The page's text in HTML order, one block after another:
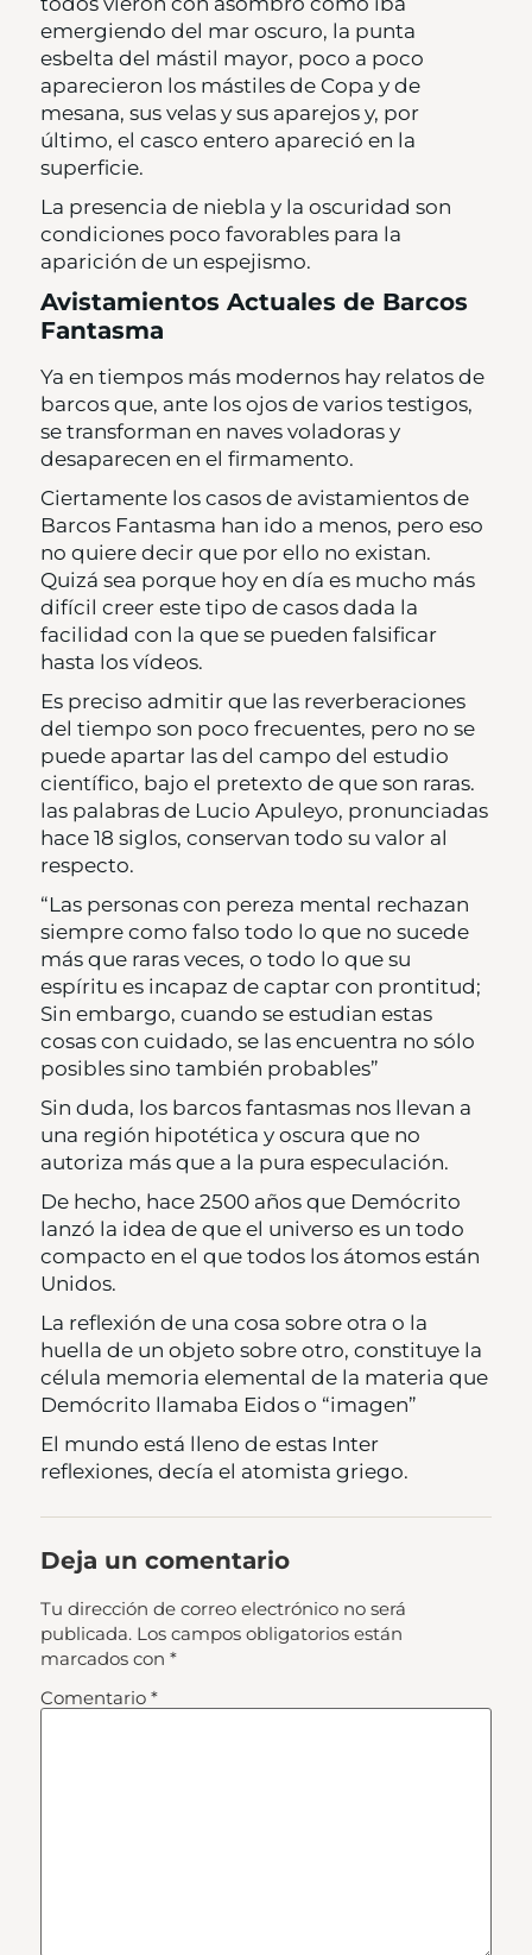
emergiendo del mar oscuro, la punta
esbelta del mástil mayor, poco a poco
aparecieron los mástiles de Copa y de
mesana, sus velas y sus aparejos y, por
último, el casco entero apareció en la
superficie.
La presencia de niebla y la oscuridad son
condiciones poco favorables para la
aparición de un espejismo.
Avistamientos Actuales de Barcos
Fantasma
Ya en tiempos más modernos hay relatos de
barcos que, ante los ojos de varios testigos,
se transforman en naves voladoras y
desaparecen en el firmamento.
Ciertamente los casos de avistamientos de
Barcos Fantasma han ido a menos, pero eso
no quiere decir que por ello no existan.
Quizá sea porque hoy en día es mucho más
difícil creer este tipo de casos dada la
facilidad con la que se pueden falsificar
hasta los vídeos.
Es preciso admitir que las reverberaciones
del tiempo son poco frecuentes, pero no se
puede apartar las del campo del estudio
científico, bajo el pretexto de que son raras.
las palabras de Lucio Apuleyo, pronunciadas
hace 18 siglos, conservan todo su valor al
respecto.
“Las personas con pereza mental rechazan
siempre como falso todo lo que no sucede
más que raras veces, o todo lo que su
espíritu es incapaz de captar con prontitud;
Sin embargo, cuando se estudian estas
cosas con cuidado, se las encuentra no sólo
posibles sino también probables”
Sin duda, los barcos fantasmas nos llevan a
una región hipotética y oscura que no
autoriza más que a la pura especulación.
De hecho, hace 2500 años que Demócrito
lanzó la idea de que el universo es un todo
compacto en el que todos los átomos están
Unidos.
La reflexión de una cosa sobre otra o la
huella de un objeto sobre otro, constituye la
célula memoria elemental de la materia que
Demócrito llamaba Eidos o “imagen”
El mundo está lleno de estas Inter
reflexiones, decía el atomista griego.
Deja un comentario
Tu dirección de correo electrónico no será
publicada. Los campos obligatorios están
marcados con *
Comentario *